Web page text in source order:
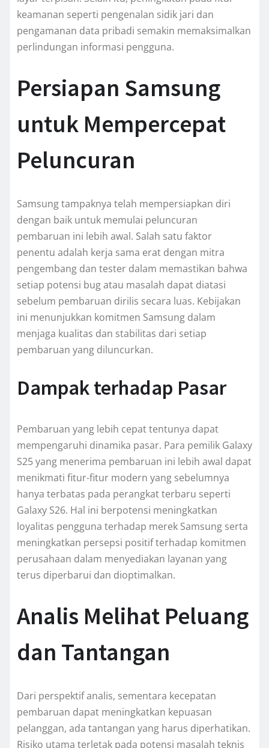
keamanan seperti pengenalan sidik jari dan
pengamanan data pribadi semakin memaksimalkan
perlindungan informasi pengguna.
Persiapan Samsung
untuk Mempercepat
Peluncuran
Samsung tampaknya telah mempersiapkan diri
dengan baik untuk memulai peluncuran
pembaruan ini lebih awal. Salah satu faktor
penentu adalah kerja sama erat dengan mitra
pengembang dan tester dalam memastikan bahwa
setiap potensi bug atau masalah dapat diatasi
sebelum pembaruan dirilis secara luas. Kebijakan
ini menunjukkan komitmen Samsung dalam
menjaga kualitas dan stabilitas dari setiap
pembaruan yang diluncurkan.
Dampak terhadap Pasar
Pembaruan yang lebih cepat tentunya dapat
mempengaruhi dinamika pasar. Para pemilik Galaxy
S25 yang menerima pembaruan ini lebih awal dapat
menikmati fitur-fitur modern yang sebelumnya
hanya terbatas pada perangkat terbaru seperti
Galaxy S26. Hal ini berpotensi meningkatkan
loyalitas pengguna terhadap merek Samsung serta
meningkatkan persepsi positif terhadap komitmen
perusahaan dalam menyediakan layanan yang
terus diperbarui dan dioptimalkan.
Analis Melihat Peluang
dan Tantangan
Dari perspektif analis, sementara kecepatan
pembaruan dapat meningkatkan kepuasan
pelanggan, ada tantangan yang harus diperhatikan.
Risiko utama terletak pada potensi masalah teknis